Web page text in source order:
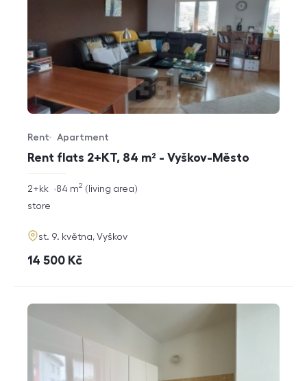
Rent flats 2+KT, 84 m² - Vyškov-Město
Offer type
Rent
Property type
Apartment
rozměry
disposition
2+kk living area
84 m2
funkce
store
adresa
st. 9. května, Vyškov
cena
14 500 Kč